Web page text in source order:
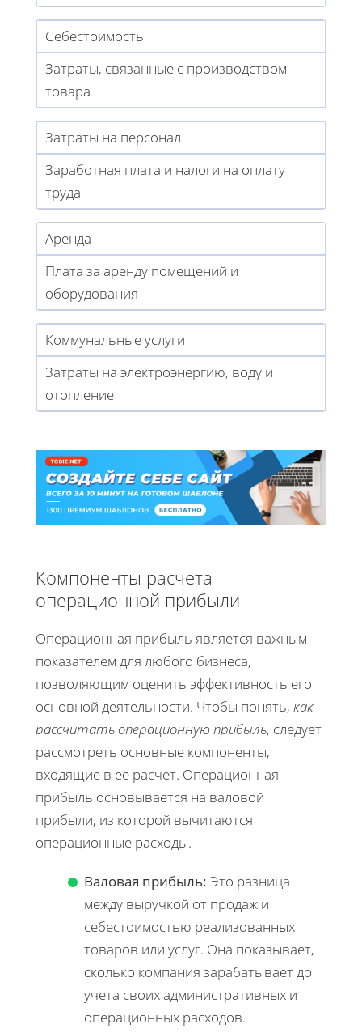
Себестоимость
Затраты, связанные с производством
товара
Затраты на персонал
Заработная плата и налоги на оплату
труда
Аренда
Плата за аренду помещений и
оборудования
Коммунальные услуги
Затраты на электроэнергию, воду и
отопление
Компоненты расчета
операционной прибыли
Операционная прибыль является важным
показателем для любого бизнеса,
позволяющим оценить эффективность его
основной деятельности. Чтобы понять, как
рассчитать операционную прибыль, следует
рассмотреть основные компоненты,
входящие в ее расчет. Операционная
прибыль основывается на валовой
прибыли, из которой вычитаются
операционные расходы.
Валовая прибыль: Это разница
между выручкой от продаж и
себестоимостью реализованных
товаров или услуг. Она показывает,
сколько компания зарабатывает до
учета своих административных и
операционных расходов.